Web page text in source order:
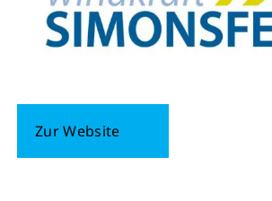
Zur Website